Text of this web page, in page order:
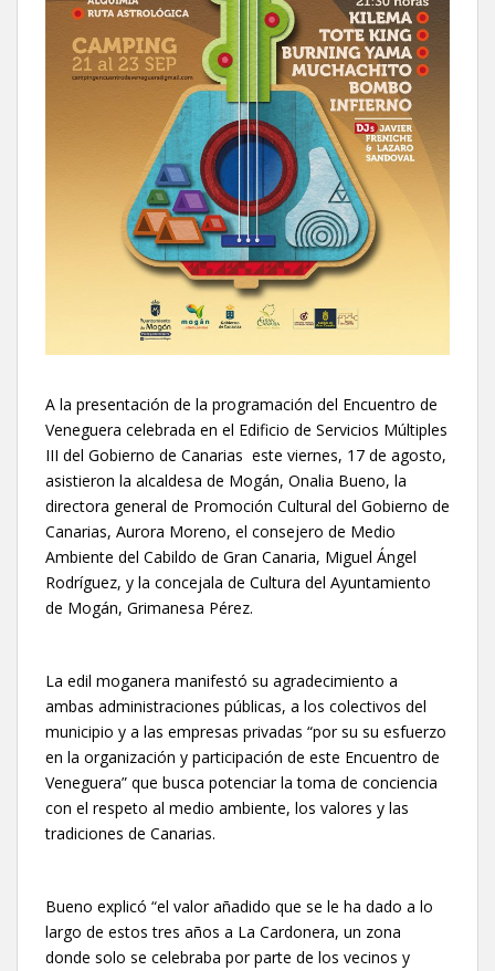
A la presentación de la programación del Encuentro de
Veneguera celebrada en el Edificio de Servicios Múltiples
III del Gobierno de Canarias este viernes, 17 de agosto,
asistieron la alcaldesa de Mogán, Onalia Bueno, la
directora general de Promoción Cultural del Gobierno de
Canarias, Aurora Moreno, el consejero de Medio
Ambiente del Cabildo de Gran Canaria, Miguel Ángel
Rodríguez, y la concejala de Cultura del Ayuntamiento
de Mogán, Grimanesa Pérez.
La edil moganera manifestó su agradecimiento a
ambas administraciones públicas, a los colectivos del
municipio y a las empresas privadas “por su su esfuerzo
en la organización y participación de este Encuentro de
Veneguera” que busca potenciar la toma de conciencia
con el respeto al medio ambiente, los valores y las
tradiciones de Canarias.
Bueno explicó “el valor añadido que se le ha dado a lo
largo de estos tres años a La Cardonera, un zona
donde solo se celebraba por parte de los vecinos y